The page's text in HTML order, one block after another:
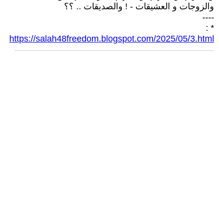
والزوجات و العشيقات - ! والصديقات .. ؟؟
----
* :
https://salah48freedom.blogspot.com/2025/05/3.html